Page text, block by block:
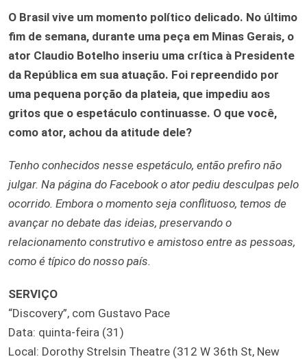
O Brasil vive um momento político delicado. No último
fim de semana, durante uma peça em Minas Gerais, o
ator Claudio Botelho inseriu uma crítica à Presidente
da República em sua atuação. Foi repreendido por
uma pequena porção da plateia, que impediu aos
gritos que o espetáculo continuasse. O que você,
como ator, achou da atitude dele?
Tenho conhecidos nesse espetáculo, então prefiro não
julgar. Na página do Facebook o ator pediu desculpas pelo
ocorrido. Embora o momento seja conflituoso, temos de
avançar no debate das ideias, preservando o
relacionamento construtivo e amistoso entre as pessoas,
como é típico do nosso país.
SERVIÇO
“Discovery”, com Gustavo Pace
Data: quinta-feira (31)
Local: Dorothy Strelsin Theatre (312 W 36th St, New